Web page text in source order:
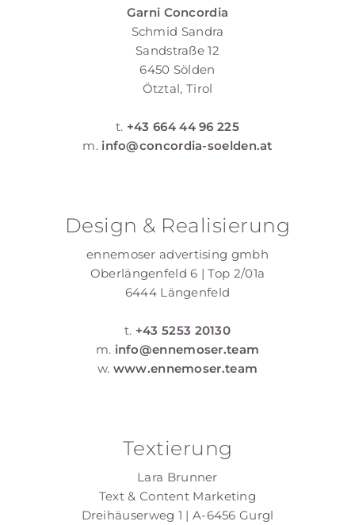
Garni Concordia
Schmid Sandra
Sandstraße 12
6450 Sölden
Ötztal, Tirol
t. +43 664 44 96 225
m. info@concordia-soelden.at
Design & Realisierung
ennemoser advertising gmbh
Oberlängenfeld 6 | Top 2/01a
6444 Längenfeld
t. +43 5253 20130
m. info@ennemoser.team
w. www.ennemoser.team
Textierung
Lara Brunner
Text & Content Marketing
Dreihäuserweg 1 | A-6456 Gurgl